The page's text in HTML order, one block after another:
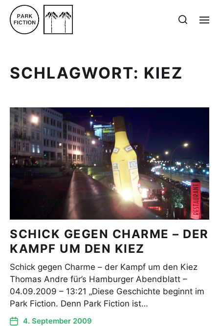
SCHLAGWORT: KIEZ
SCHICK GEGEN CHARME – DER
KAMPF UM DEN KIEZ
Schick gegen Charme – der Kampf um den Kiez
Thomas Andre für’s Hamburger Abendblatt –
04.09.2009 – 13:21 „Diese Geschichte beginnt im
Park Fiction. Denn Park Fiction ist…
4. September 2009